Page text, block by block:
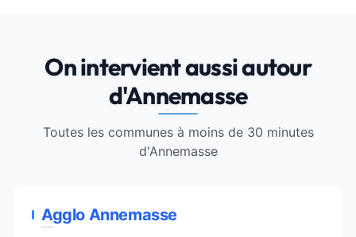
On intervient aussi autour
d'Annemasse
Toutes les communes à moins de 30 minutes
d'Annemasse
Agglo Annemasse